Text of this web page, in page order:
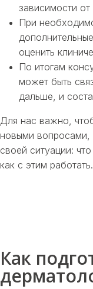
зависимости
При
оценить
По итогам
может быть
дальше, и
Для нас важно,
новыми вопросами,
своей ситуации:
как с этим работать.
Как